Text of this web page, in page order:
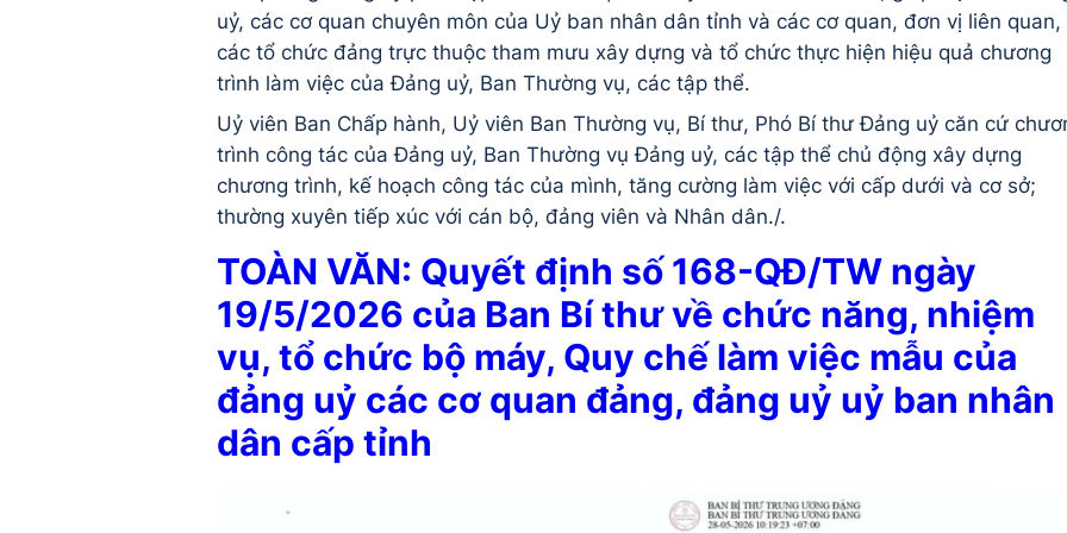
uỷ, các cơ quan chuyên môn của Uỷ ban nhân dân tỉnh và các cơ quan, đơn vị liên quan,
các tổ chức đảng trực thuộc tham mưu xây dựng và tổ chức thực hiện hiệu quả chương
trình làm việc của Đảng uỷ, Ban Thường vụ, các tập thể.
Uỷ viên Ban Chấp hành, Uỷ viên Ban Thường vụ, Bí thư, Phó Bí thư Đảng uỷ căn cứ
trình công tác của Đảng uỷ, Ban Thường vụ Đảng uỷ, các tập thể chủ động xây dựng
chương trình, kế hoạch công tác của mình, tăng cường làm việc với cấp dưới và cơ sở;
thường xuyên tiếp xúc với cán bộ, đảng viên và Nhân dân./.
TOÀN VĂN: Quyết định số 168-QĐ/TW ngày
19/5/2026 của Ban Bí thư về chức năng, nhiệm
vụ, tổ chức bộ máy, Quy chế làm việc mẫu của
đảng uỷ các cơ quan đảng, đảng uỷ uỷ ban nhân
dân cấp tỉnh